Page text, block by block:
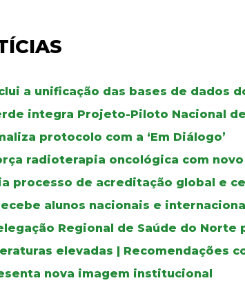
a unificação das bases de dados
integra Projeto-Piloto Nacional
protocolo com a ‘Em Diálogo’
radioterapia oncológica com
processo de acreditação global e
alunos nacionais e
Regional de Saúde do
elevadas | Recomendações
nova imagem institucional